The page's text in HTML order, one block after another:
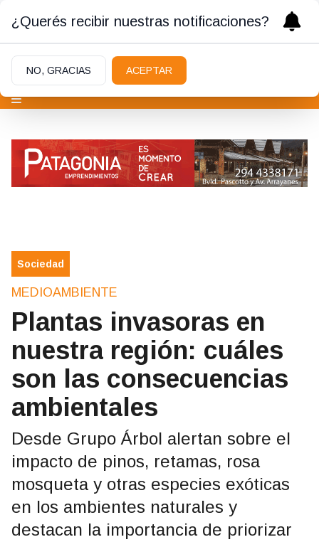
Sociedad
MEDIOAMBIENTE
Plantas invasoras en
nuestra región: cuáles
son las consecuencias
ambientales
Desde Grupo Árbol alertan sobre el
impacto de pinos, retamas, rosa
mosqueta y otras especies exóticas
en los ambientes naturales y
destacan la importancia de priorizar
¿Querés recibir nuestras notificaciones?
NO, GRACIAS ACEPTAR